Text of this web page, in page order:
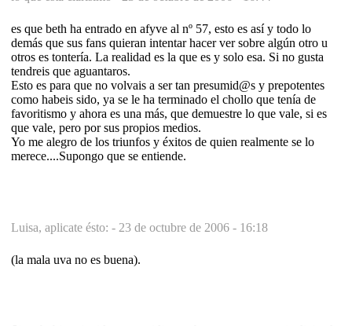
es que beth ha entrado en afyve al nº 57, esto es así y todo lo
demás que sus fans quieran intentar hacer ver sobre algún otro u
otros es tontería. La realidad es la que es y solo esa. Si no gusta
tendreis que aguantaros.
Esto es para que no volvais a ser tan presumid@s y prepotentes
como habeis sido, ya se le ha terminado el chollo que tenía de
favoritismo y ahora es una más, que demuestre lo que vale, si es
que vale, pero por sus propios medios.
Yo me alegro de los triunfos y éxitos de quien realmente se lo
merece....Supongo que se entiende.
Luisa, aplicate ésto: - 23 de octubre de 2006 - 16:18
(la mala uva no es buena).